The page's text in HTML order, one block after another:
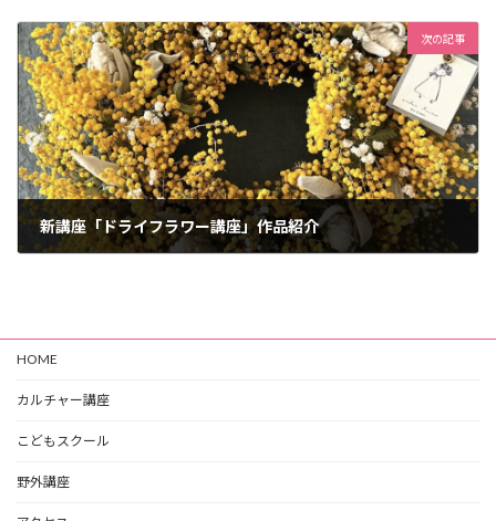
次の記事
新講座「ドライフラワー講座」作品紹介
HOME
カルチャー講座
こどもスクール
野外講座